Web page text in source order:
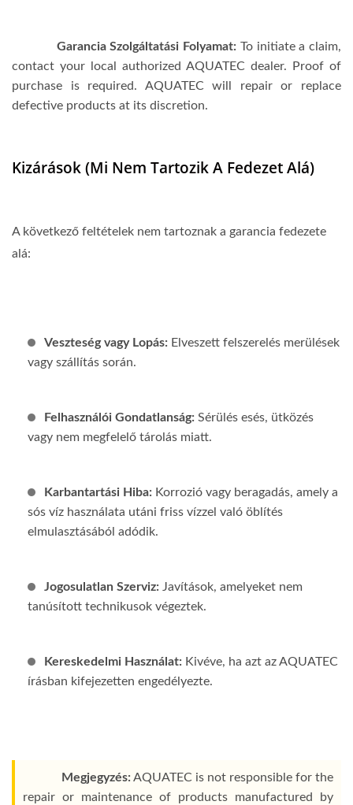
Garancia Szolgáltatási Folyamat: To initiate a claim,
contact your local authorized AQUATEC dealer. Proof of
purchase is required. AQUATEC will repair or replace
defective products at its discretion.
Kizárások (Mi Nem Tartozik A Fedezet Alá)
A következő feltételek nem tartoznak a garancia fedezete
alá:
Veszteség vagy Lopás: Elveszett felszerelés merülések
vagy szállítás során.
Felhasználói Gondatlanság: Sérülés esés, ütközés
vagy nem megfelelő tárolás miatt.
Karbantartási Hiba: Korrozió vagy beragadás, amely a
sós víz használata utáni friss vízzel való öblítés
elmulasztásából adódik.
Jogosulatlan Szerviz: Javítások, amelyeket nem
tanúsított technikusok végeztek.
Kereskedelmi Használat: Kivéve, ha azt az AQUATEC
írásban kifejezetten engedélyezte.
Megjegyzés:AQUATEC is not responsible for the
repair or maintenance of products manufactured by